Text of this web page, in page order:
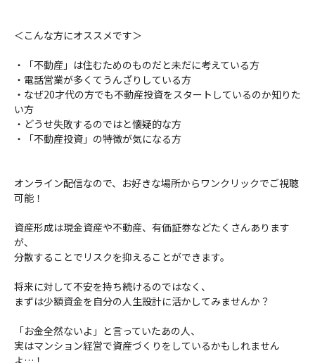
＜こんな方にオススメです＞
・「不動産」は住むためのものだと未だに考えている方
・電話営業が多くてうんざりしている方
・なぜ20才代の方でも不動産投資をスタートしているのか知りた
い方
・どうせ失敗するのではと懐疑的な方
・「不動産投資」の特徴が気になる方
オンライン配信なので、お好きな場所からワンクリックでご視聴
可能！
資産形成は現金資産や不動産、有価証券などたくさんあります
が、
分散することでリスクを抑えることができます。
将来に対して不安を持ち続けるのではなく、
まずは少額資金を自分の人生設計に活かしてみませんか？
「お金全然ないよ」と言っていたあの人、
実はマンション経営で資産づくりをしているかもしれません
よ…！